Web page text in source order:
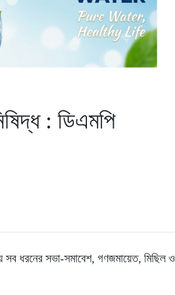
: ডিএমপি
সব ধরনের সভা-সমাবেশ, গণজমায়েত, মিছিল ও